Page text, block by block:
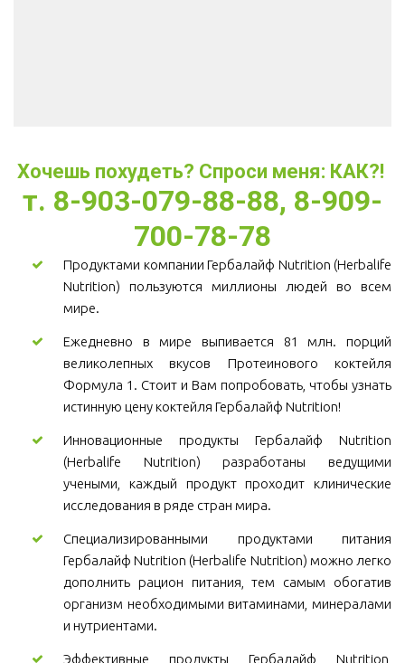
Хочешь похудеть? Спроси меня: КАК?!
т. 8-903-079-88-88, 8-909-
700-78-78
Продуктами компании Гербалайф Nutrition (Herbalife
Nutrition) пользуются миллионы людей во всем
мире.
Ежедневно в мире выпивается 81 млн. порций
великолепных вкусов Протеинового коктейля
Формула 1. Стоит и Вам попробовать, чтобы узнать
истинную цену коктейля Гербалайф Nutrition!
Инновационные продукты Гербалайф Nutrition
(Herbalife Nutrition) разработаны ведущими
учеными, каждый продукт проходит клинические
исследования в ряде стран мира.
Специализированными продуктами питания
Гербалайф Nutrition (Herbalife Nutrition) можно легко
дополнить рацион питания, тем самым обогатив
организм необходимыми витаминами, минералами
и нутриентами.
Эффективные продукты Гербалайф Nutrition